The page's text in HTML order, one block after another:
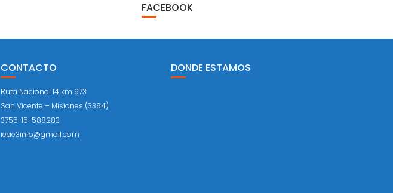
FACEBOOK
CONTACTO
Ruta Nacional 14 km 973
San Vicente – Misiones (3364)
3755-15-588283
ieae3info@gmail.com
DONDE ESTAMOS